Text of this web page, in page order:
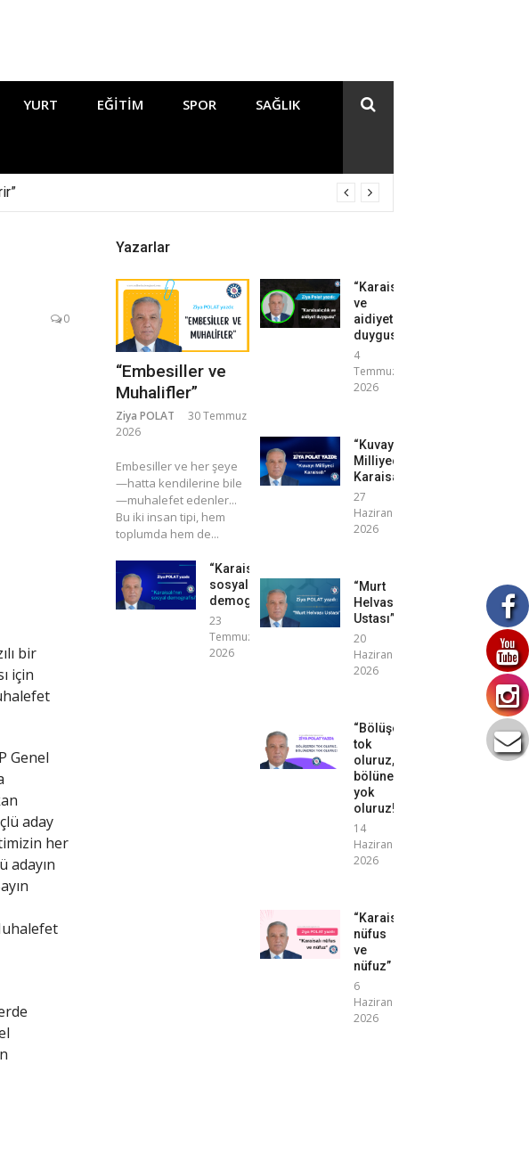
YURT EĞITIM SPOR SAĞLIK
0
bir
için
Genel
aday
her
adayın
Yazarlar
“Embesiller ve
Muhalifler”
Ziya POLAT
30 Temmuz
2026
​Embesiller ve her şeye
—hatta kendilerine bile
—muhalefet edenler...
Bu iki insan tipi, hem
toplumda hem de...
“Karaisalı’nın
sosyal
demografisi”
23
Temmuz
2026
“Karaisalıcılık
ve
aidiyet
duygusu”
4
Temmuz
2026
“Kuvayı
Milliyeci
Karaisalı”
27
Haziran
2026
“Murt
Helvası
Ustası”
20
Haziran
2026
“Bölüşerek
tok
oluruz,
bölünerek
yok
oluruz!”
14
Haziran
2026
“Karaisalı
nüfus
ve
nüfuz”
6
Haziran
2026